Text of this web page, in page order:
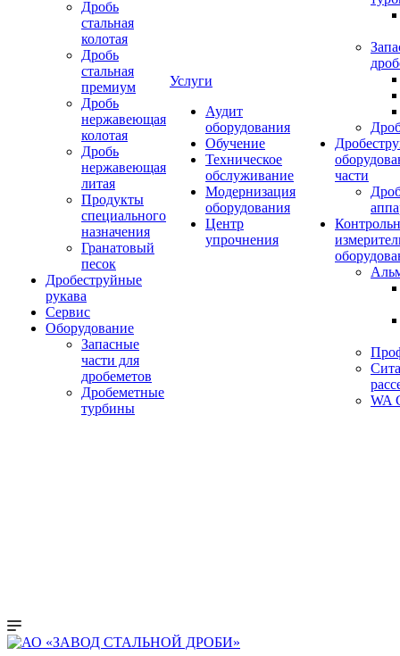
Дробь
стальная
колотая
Дробь
стальная
премиум
Дробь
нержавеющая
колотая
Дробь
нержавеющая
литая
Продукты
специального
назначения
Гранатовый
песок
Дробеструйные
рукава
Сервис
Оборудование
Запасные
части для
дробеметов
Дробеметные
турбины
Услуги
Аудит
оборудования
Обучение
Техническое
обслуживание
Модернизация
оборудования
Центр
упрочнения
части
WA